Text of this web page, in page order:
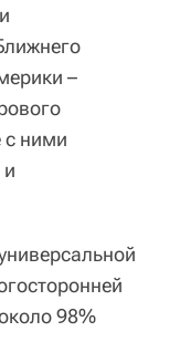
–
с ними
98%